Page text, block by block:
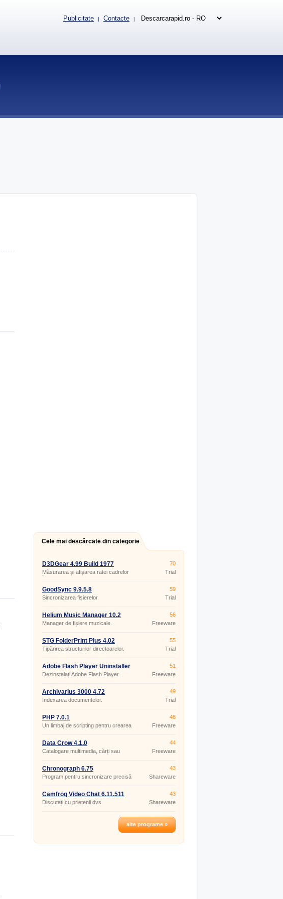
Cele mai descărcate din categorie
D3DGear 4.99 Build 1977
Măsurarea și afișarea ratei cadrelor
în aplicațiile DirectX și OpenGL.
70
Trial
GoodSync 9.9.5.8
Sincronizarea fișierelor.
59
Trial
Helium Music Manager 10.2
Manager de fișiere muzicale.
56
Freeware
STG FolderPrint Plus 4.02
Tipărirea structurilor directoarelor.
55
Trial
Adobe Flash Player Uninstaller
20.0.0.267
Dezinstalați Adobe Flash Player.
51
Freeware
Archivarius 3000 4.72
Indexarea documentelor.
49
Trial
PHP 7.0.1
Un limbaj de scripting pentru crearea
48
Freeware
Data Crow 4.1.0
Catalogare multimedia, cărți sau
44
Freeware
Chronograph 6.75
Program pentru sincronizare precisă
43
Shareware
Camfrog Video Chat 6.11.511
Discutați cu prietenii dvs.
43
Shareware
alte programe »
Publicitate | Contacte |